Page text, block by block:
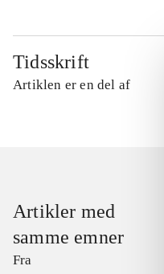
Tidsskrift
Artiklen er en del af
Artikler med
samme emner
Fra